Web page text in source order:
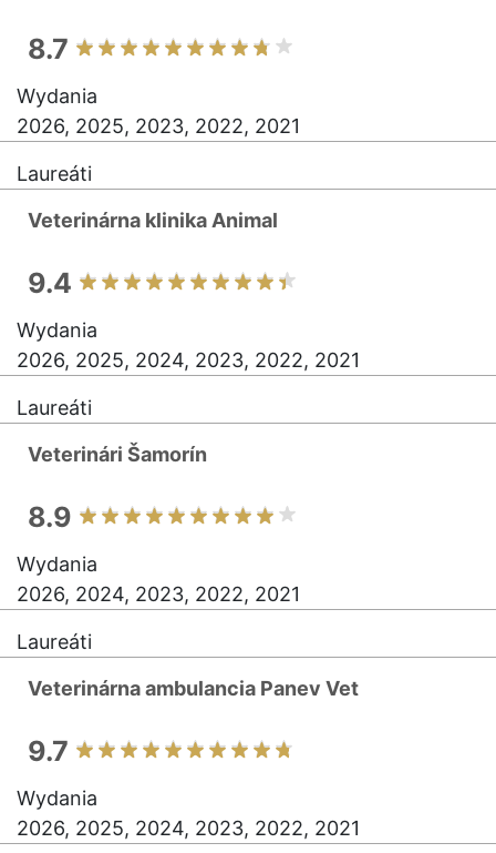
8.7
Wydania
2026, 2025, 2023, 2022, 2021
Laureáti
Veterinárna klinika Animal
9.4
Wydania
2026, 2025, 2024, 2023, 2022, 2021
Laureáti
Veterinári Šamorín
8.9
Wydania
2026, 2024, 2023, 2022, 2021
Laureáti
Veterinárna ambulancia Panev Vet
9.7
Wydania
2026, 2025, 2024, 2023, 2022, 2021